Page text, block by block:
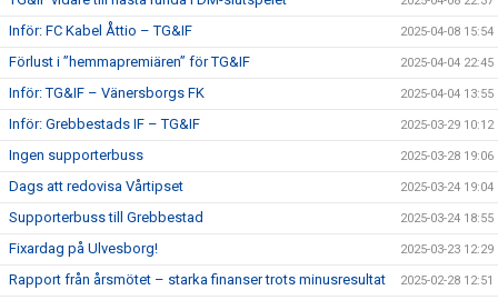
Inför: FC Kabel Åttio – TG&IF 2025-04-08 15:54
Förlust i ”hemmapremiären” för TG&IF 2025-04-04 22:45
Inför: TG&IF – Vänersborgs FK 2025-04-04 13:55
Inför: Grebbestads IF – TG&IF 2025-03-29 10:12
Ingen supporterbuss 2025-03-28 19:06
Dags att redovisa Vårtipset 2025-03-24 19:04
Supporterbuss till Grebbestad 2025-03-24 18:55
Fixardag på Ulvesborg! 2025-03-23 12:29
Rapport från årsmötet – starka finanser trots minusresultat 2025-02-28 12:51